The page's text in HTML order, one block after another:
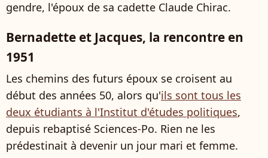
gendre, l'époux de sa cadette Claude Chirac.
Bernadette et Jacques, la rencontre en
1951
Les chemins des futurs époux se croisent au
début des années 50, alors qu'ils sont tous les
deux étudiants à l'Institut d'études politiques,
depuis rebaptisé Sciences-Po. Rien ne les
prédestinait à devenir un jour mari et femme.